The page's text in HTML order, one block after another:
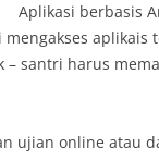
Aplikasi berbasis
aplikais
santri harus
ujian online atau